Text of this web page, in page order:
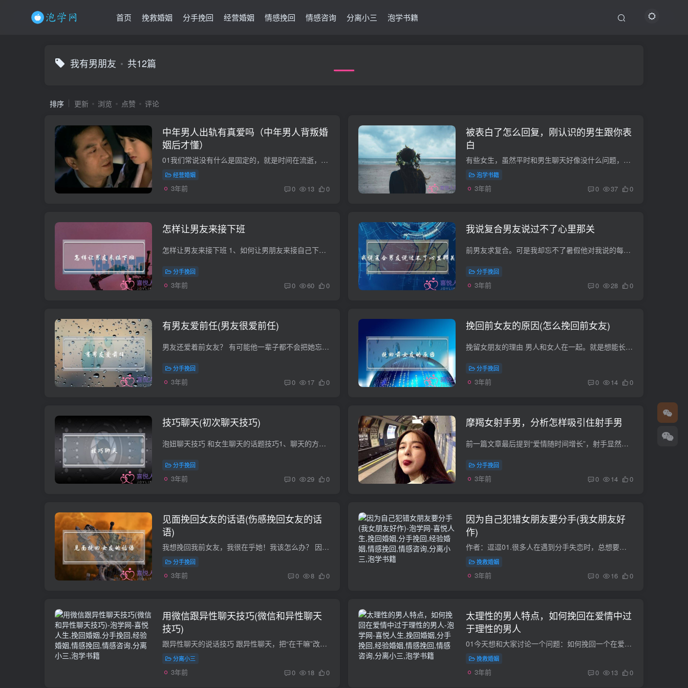
首页 挽救婚姻 分手挽回 经营婚姻 情感挽回 情感咨询 分离小三 泡学书籍
我有男朋友 共12篇
排序 更新 浏览 点赞 评论
中年男人出轨有真爱吗（中年男人背叛婚
姻后才懂）
01我们常说没有什么是固定的，就是时间在流逝，我们在成长，随着年龄的增长，我们的心智也在变得成熟。慢慢地，我们就会发现有一些曾经读不懂的道理，后来的我们读的无比通透，而有一些从一开始...
经营婚姻
3年前 0 13 0
被表白了怎么回复，刚认识的男生跟你表
白
有些女生，虽然平时和男生聊天好像没什么问题，但是却很舒服。然而，在一些关键时刻，大脑突然僵住了，卡住了，一句话也说不出来。最后只能看着大好机会，白白从眼前溜走，后悔莫及。根据同学和...
泡学书籍
3年前 0 37 0
怎样让男友来接下班
怎样让男友来接下班 1、如何让男朋友来接自己下班呢？ 话术： “亲爱的，我总跟我同事说你衣品特别好，她们都不信，上次你接我的时候下雨，她们都没清楚，你今天可要过来帮我证明证明呀！” “...
分手挽回
3年前 0 60 0
我说复合男友说过不了心里那关
前男友求复合。可是我却忘不了暑假他对我说的每一句狠话，我该怎么办，复还是不复？？？毕竟我有男朋友了 不可以复合，如果他真的想和你好好的，当初就不会那样做，如果他想和你复合早就跟你说...
分手挽回
3年前 0 28 0
有男友爱前任(男友很爱前任)
男友还爱着前女友？ 有可能他一辈子都不会把她忘掉。那是一段对他来说是“刻骨铭心”的感情，可能要陪伴他好久，你的感觉非常准确，如果你受不了他的感情“泛滥成灾”，就客客气气地分手吧。因...
分手挽回
3年前 0 17 0
挽回前女友的原因(怎么挽回前女友)
挽留女朋友的理由 男人和女人在一起。就是想能长相厮守。能有人陪自己一生的人。别怕被拒绝。哪怕再烂的借口。只要她心里有你，会为你停留的这个世界上没有你感动不了的人 只有你没有用对的方式...
分手挽回
3年前 0 14 0
技巧聊天(初次聊天技巧)
泡妞聊天技巧 和女生聊天的话题技巧1、聊天的方式，不要采用直接问答式。如果这样，聊天有时就很难继续下去，聊天的气氛也很沉闷。2、聊天不是一个人说一句来，你说一句，不要等她说一句。 要主...
分手挽回
3年前 0 29 0
摩羯女射手男，分析怎样吸引住射手男
前一篇文章最后提到“爱情随时间增长”，射手显然没有表现出兴趣，不喜欢或完全拒绝。(清晰的表演边肖觉得对你来说总是很冷，面对你的好意，我保持沉默，跑开，然后彻底消失…如果枪手和你有染...
分手挽回
3年前 0 14 0
见面挽回女友的话语(伤感挽回女友的话
语)
我想挽回我前女友，我很在乎她！我该怎么办？ 因为生活中的感情不顺，所以即使在分手上，我们也应该是胜利者。分手我把它看做吸引力不足或者说缺少 先说下这是为了好男生的，要是那种专门为了折...
分手挽回
3年前 0 8 0
因为自己犯错女朋友要分手(我女朋友好
作)
作者：逗逗01.很多人在遇到分手失恋时，总想要一个明明白白的理由。但是，很遗憾，分手就是分手了，没有那么多的理由。我的小姐妹最近刚刚跟她的男友分手，她分得非常彻底。理由是男友不会说话...
挽救婚姻
3年前 0 16 0
用微信跟异性聊天技巧(微信和异性聊天
技巧)
跟异性聊天的说话技巧 跟异性聊天，把“在干嘛”改成这3句话，分分钟脱单关心关心他在部队的生活，累不累啊什么的，多给他鼓励鼓励什么的。一般来说当兵都是大男子主义，正需要一个能懂他的人，...
分离小三
3年前 0 18 0
太理性的男人特点，如何挽回在爱情中过
于理性的男人
01今天想和大家讨论一个问题：如何挽回一个在爱情中过于理性的男人？我们都知道人是一种理性的动物，但是因为性格、星座等因素的不同，它可以细分为较为理性型，偏理性型，和过度理性型。.很多...
挽救婚姻
3年前 0 13 0